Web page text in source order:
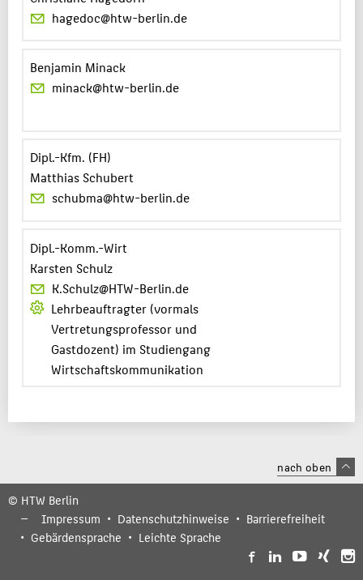
hagedoc@htw-berlin.de
Benjamin Minack
minack@htw-berlin.de
Dipl.-Kfm. (FH)
Matthias Schubert
schubma@htw-berlin.de
Dipl.-Komm.-Wirt
Karsten Schulz
K.Schulz@HTW-Berlin.de
Lehrbeauftragter (vormals
Vertretungsprofessor und
Gastdozent) im Studiengang
Wirtschaftskommunikation
nach oben
© HTW Berlin
Impressum
Datenschutzhinweise
Barrierefreiheit
Gebärdensprache
Leichte Sprache